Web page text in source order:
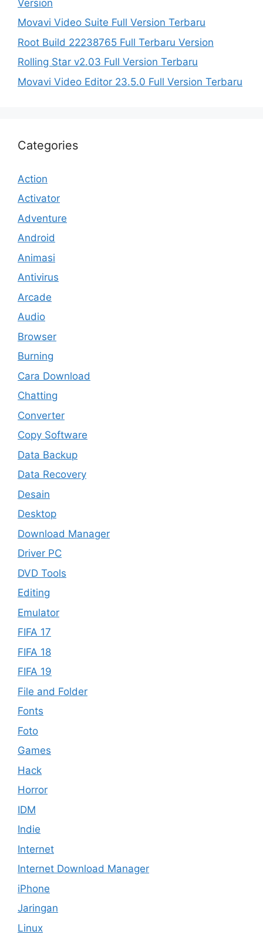
Version
Movavi Video Suite Full Version Terbaru
Root Build 22238765 Full Terbaru Version
Rolling Star v2.03 Full Version Terbaru
Movavi Video Editor 23.5.0 Full Version Terbaru
Categories
Action
Activator
Adventure
Android
Animasi
Antivirus
Arcade
Audio
Browser
Burning
Cara Download
Chatting
Converter
Copy Software
Data Backup
Data Recovery
Desain
Desktop
Download Manager
Driver PC
DVD Tools
Editing
Emulator
FIFA 17
FIFA 18
FIFA 19
File and Folder
Fonts
Foto
Games
Hack
Horror
IDM
Indie
Internet
Internet Download Manager
iPhone
Jaringan
Linux